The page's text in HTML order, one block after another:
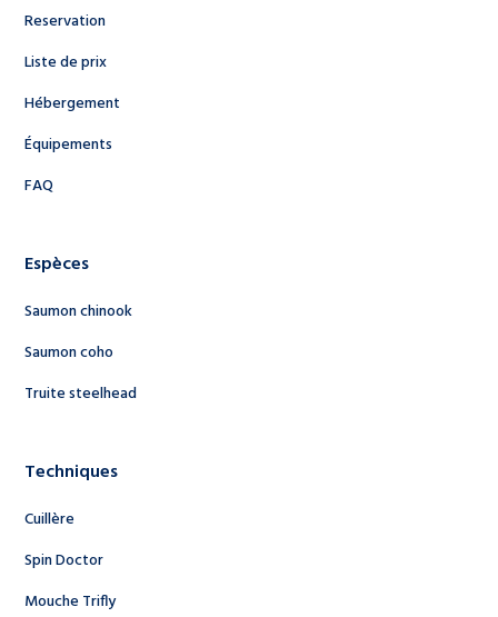
Espèces
Saumon chinook
Saumon coho
Truite steelhead
Techniques
Cuillère
Spin Doctor
Mouche Trifly
Reservation
Liste de prix
Hébergement
Équipements
FAQ